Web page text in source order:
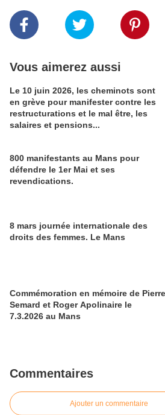
Vous aimerez aussi
Le 10 juin 2026, les cheminots sont
en grève pour manifester contre les
restructurations et le mal être, les
salaires et pensions...
800 manifestants au Mans pour
défendre le 1er Mai et ses
revendications.
8 mars journée internationale des
droits des femmes. Le Mans
Commémoration en mémoire de Pierre
Semard et Roger Apolinaire le
7.3.2026 au Mans
Commentaires
Ajouter un commentaire